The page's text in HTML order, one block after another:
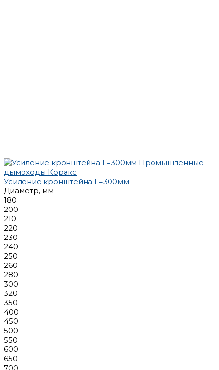
Усиление кронштейна L=300мм
Диаметр, мм
180
200
210
220
230
240
250
260
280
300
320
350
400
450
500
550
600
650
700